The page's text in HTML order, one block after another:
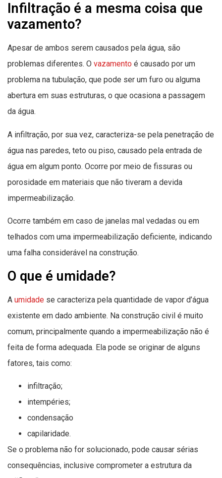
Infiltração é a mesma coisa que
vazamento?
Apesar de ambos serem causados pela água, são
problemas diferentes. O vazamento é causado por um
problema na tubulação, que pode ser um furo ou alguma
abertura em suas estruturas, o que ocasiona a passagem
da água.
A infiltração, por sua vez, caracteriza-se pela penetração de
água nas paredes, teto ou piso, causado pela entrada de
água em algum ponto. Ocorre por meio de fissuras ou
porosidade em materiais que não tiveram a devida
impermeabilização.
Ocorre também em caso de janelas mal vedadas ou em
telhados com uma impermeabilização deficiente, indicando
uma falha considerável na construção.
O que é umidade?
A umidade se caracteriza pela quantidade de vapor d’água
existente em dado ambiente. Na construção civil é muito
comum, principalmente quando a impermeabilização não é
feita de forma adequada. Ela pode se originar de alguns
fatores, tais como:
infiltração;
intempéries;
condensação
capilaridade.
Se o problema não for solucionado, pode causar sérias
consequências, inclusive comprometer a estrutura da